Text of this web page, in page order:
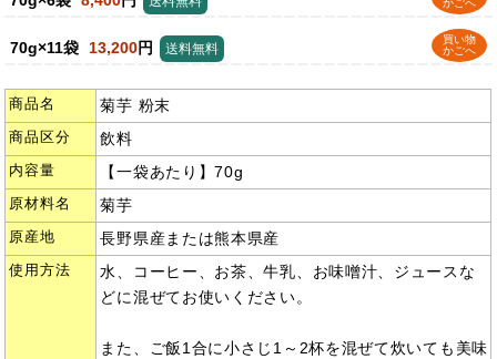
かごへ
70g×11袋 13,200円
買い物
かごへ
送料無料
商品名 菊芋 粉末
商品区分 飲料
内容量 【一袋あたり】70g
原材料名 菊芋
原産地 長野県産または熊本県産
使用方法
水、コーヒー、お茶、牛乳、お味噌汁、ジュースな
どに混ぜてお使いください。
また、ご飯1合に小さじ1～2杯を混ぜて炊いても美味